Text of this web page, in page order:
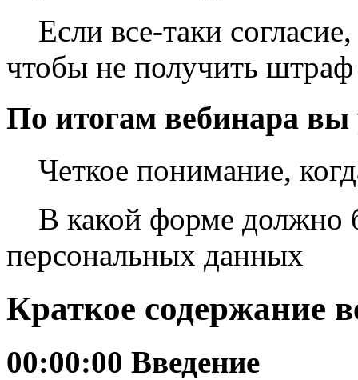
Если все-таки
чтобы не получить штраф
По итогам вебинара вы
Четкое понимание,
В какой форме должно
персональных данных
Краткое содержание
00:00:00 Введение